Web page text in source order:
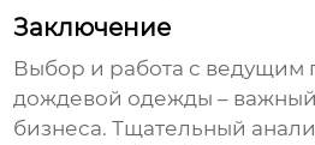
Заключение
Выбор и работа с ведущим
дождевой одежды –
бизнеса. Тщательный